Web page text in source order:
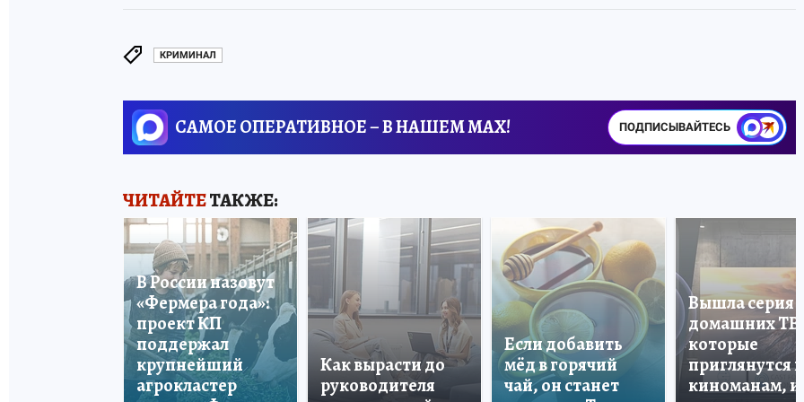
КРИМИНАЛ
САМОЕ ОПЕРАТИВНОЕ – В НАШЕМ MAX! ПОДПИСЫВАЙТЕСЬ
ЧИТАЙТЕТАКЖЕ:
В России назовут
«Фермера года»:
проект КП
поддержал
крупнейший
агрокластер
Как вырасти до
руководителя
Если добавить
мёд в горячий
чай, он станет
Вышла серия
домашних ТВ,
которые
приглянутся и
киноманам, и